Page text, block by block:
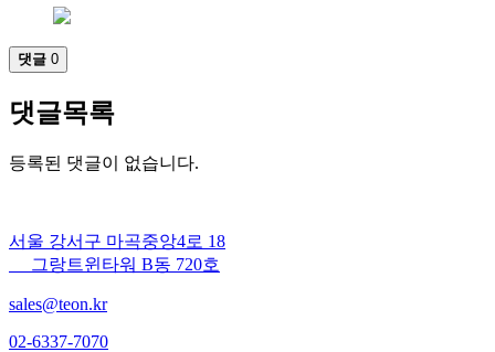
댓글 0
댓글목록
등록된 댓글이 없습니다.
서울 강서구 마곡중앙4로 18
그랑트윈타워 B동 720호
sales@teon.kr
02-6337-7070